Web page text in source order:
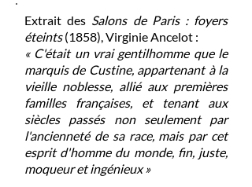
Extrait des Salons de Paris : foyers
éteints(1858), Virginie Ancelot :
« C'était un vrai gentilhomme que le
marquis de Custine, appartenant à la
vieille noblesse, allié aux premières
familles françaises, et tenant aux
siècles passés non seulement par
l'ancienneté de sa race, mais par cet
esprit d'homme du monde, fin, juste,
moqueur et ingénieux »